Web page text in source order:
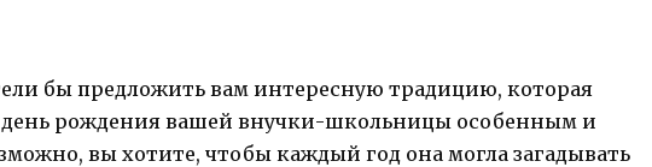
бы предложить вам интересную традицию, которая
день рождения вашей внучки-школьницы особенным и
вы хотите, чтобы каждый год она могла загадывать